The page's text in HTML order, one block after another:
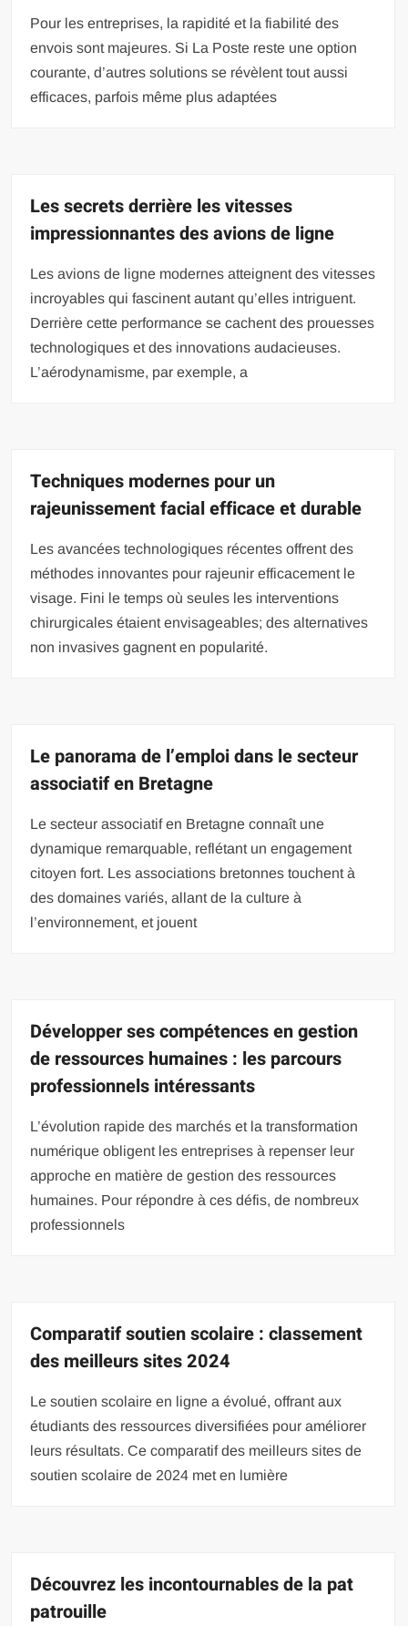
Pour les entreprises, la rapidité et la fiabilité des
envois sont majeures. Si La Poste reste une option
courante, d’autres solutions se révèlent tout aussi
efficaces, parfois même plus adaptées
Les secrets derrière les vitesses
impressionnantes des avions de ligne
Les avions de ligne modernes atteignent des vitesses
incroyables qui fascinent autant qu’elles intriguent.
Derrière cette performance se cachent des prouesses
technologiques et des innovations audacieuses.
L’aérodynamisme, par exemple, a
Techniques modernes pour un
rajeunissement facial efficace et durable
Les avancées technologiques récentes offrent des
méthodes innovantes pour rajeunir efficacement le
visage. Fini le temps où seules les interventions
chirurgicales étaient envisageables; des alternatives
non invasives gagnent en popularité.
Le panorama de l’emploi dans le secteur
associatif en Bretagne
Le secteur associatif en Bretagne connaît une
dynamique remarquable, reflétant un engagement
citoyen fort. Les associations bretonnes touchent à
des domaines variés, allant de la culture à
l’environnement, et jouent
Développer ses compétences en gestion
de ressources humaines : les parcours
professionnels intéressants
L’évolution rapide des marchés et la transformation
numérique obligent les entreprises à repenser leur
approche en matière de gestion des ressources
humaines. Pour répondre à ces défis, de nombreux
professionnels
Comparatif soutien scolaire : classement
des meilleurs sites 2024
Le soutien scolaire en ligne a évolué, offrant aux
étudiants des ressources diversifiées pour améliorer
leurs résultats. Ce comparatif des meilleurs sites de
soutien scolaire de 2024 met en lumière
Découvrez les incontournables de la pat
patrouille